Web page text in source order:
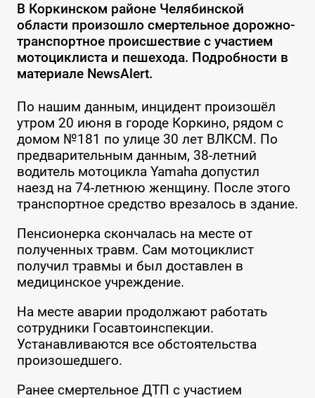
В Коркинском районе Челябинской
области произошло смертельное дорожно-
транспортное происшествие с участием
мотоциклиста и пешехода. Подробности в
материале NewsAlert.
По нашим данным, инцидент произошёл
утром 20 июня в городе Коркино, рядом с
домом №181 по улице 30 лет ВЛКСМ. По
предварительным данным, 38-летний
водитель мотоцикла Yamaha допустил
наезд на 74-летнюю женщину. После этого
транспортное средство врезалось в здание.
Пенсионерка скончалась на месте от
полученных травм. Сам мотоциклист
получил травмы и был доставлен в
медицинское учреждение.
На месте аварии продолжают работать
сотрудники Госавтоинспекции.
Устанавливаются все обстоятельства
произошедшего.
Ранее смертельное ДТП с участием